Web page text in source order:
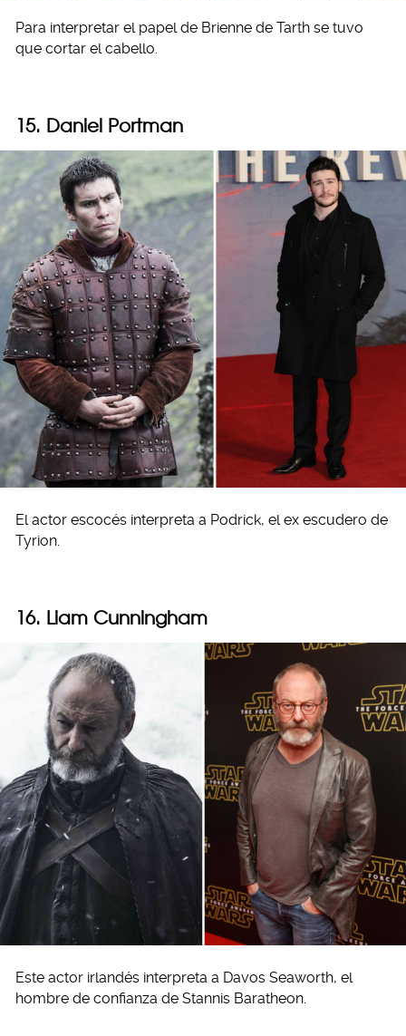
Para interpretar el papel de Brienne de Tarth se tuvo
que cortar el cabello.
15. Daniel Portman
El actor escocés interpreta a Podrick, el ex escudero de
Tyrion.
16. Liam Cunningham
Este actor irlandés interpreta a Davos Seaworth, el
hombre de confianza de Stannis Baratheon.